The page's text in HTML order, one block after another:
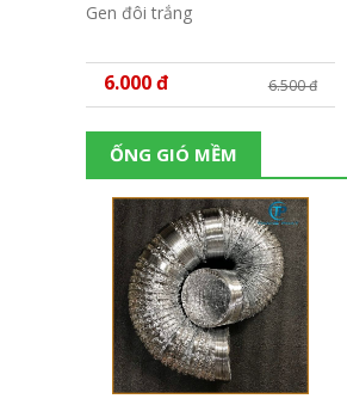
Gen đôi trắng
6.000 đ 6.500 đ
ỐNG GIÓ MỀM